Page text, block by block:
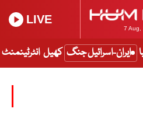
7 Aug,
LIVE
ایران-اسرائیل جنگ کھیل انٹرٹینمنٹ